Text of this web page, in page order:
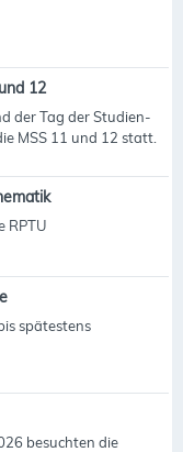
12
der Tag der Studien-
MSS 11 und 12 statt.
RPTU
spätestens
besuchten die